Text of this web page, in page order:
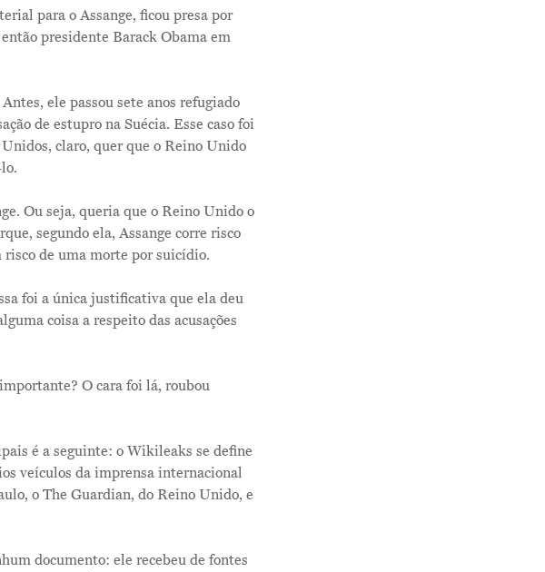
para o Assange, ficou presa por
presidente Barack Obama em
ele passou sete anos refugiado
de estupro na Suécia. Esse caso foi
claro, quer que o Reino Unido
Ou seja, queria que o Reino Unido o
segundo ela, Assange corre risco
de uma morte por suicídio.
foi a única justificativa que ela deu
coisa a respeito das acusações
O cara foi lá, roubou
é a seguinte: o Wikileaks se define
veículos da imprensa internacional
o The Guardian, do Reino Unido, e
documento: ele recebeu de fontes